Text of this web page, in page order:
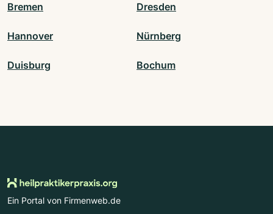
Bremen Dresden
Hannover Nürnberg
Duisburg Bochum
Ein Portal von Firmenweb.de